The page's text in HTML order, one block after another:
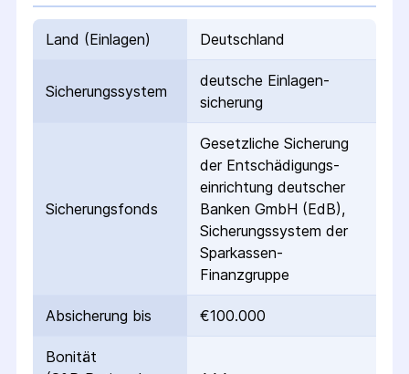
Land (Einlagen) Deutschland
Sicherungs­system
deutsche Einlagen­
sicherung
Sicherungs­fonds
Gesetzliche Sicherung
der Entschädigungs­
einrichtung deutscher
Banken GmbH (EdB),
Sicherungssystem der
Sparkassen-
Finanzgruppe
Absicherung bis €100.000
Bonität